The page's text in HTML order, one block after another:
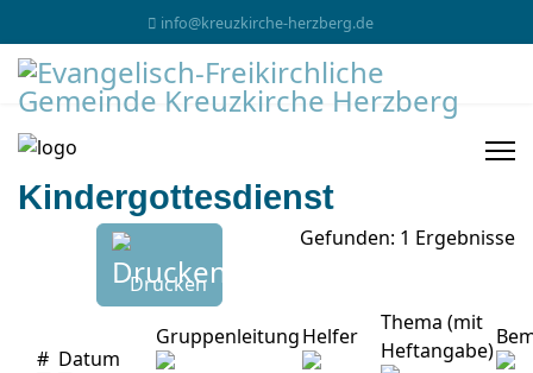
info@kreuzkirche-herzberg.de
Kindergottesdienst
Gefunden: 1 Ergebnisse
Drucken
# Datum
GruppenleitungHelfer
Thema (mit
Heftangabe)